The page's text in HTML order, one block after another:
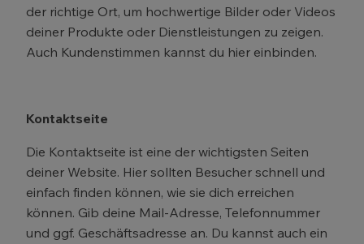
der richtige Ort, um hochwertige Bilder oder Videos
deiner Produkte oder Dienstleistungen zu zeigen.
Auch Kundenstimmen kannst du hier einbinden.
Kontaktseite
Die Kontaktseite ist eine der wichtigsten Seiten
deiner Website. Hier sollten Besucher schnell und
einfach finden können, wie sie dich erreichen
können. Gib deine Mail-Adresse, Telefonnummer
und ggf. Geschäftsadresse an. Du kannst auch ein